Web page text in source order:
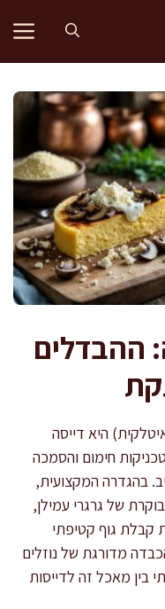
ההבדלים
היא דייסה
חימום והסמכה
בהגדרה המקצועית,
של גרגרי עמילן,
גוף קטיפתי
מדורגת של נוזלים
בין מאכל זה לדייסות